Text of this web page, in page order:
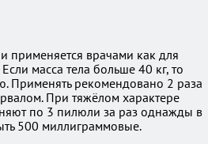
врачами как для
масса тела больше 40 кг, то
Применять рекомендовано 2 раза
При тяжёлом характере
по 3 пилюли за раз однажды в
500 миллиграммовые.